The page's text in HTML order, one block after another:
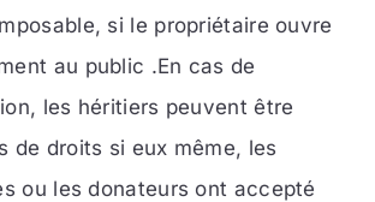
si le propriétaire ouvre
au public .En cas de
les héritiers peuvent être
de droits si eux même, les
ou les donateurs ont accepté